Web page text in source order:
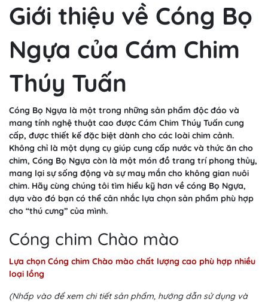
Giới thiệu về Cóng Bọ
Ngựa của Cám Chim
Thúy Tuấn
Cóng Bọ Ngựa là một trong những sản phẩm độc đáo và
mang tính nghệ thuật cao được Cám Chim Thúy Tuấn cung
cấp, được thiết kế đặc biệt dành cho các loài chim cảnh.
Không chỉ là một dụng cụ giúp cung cấp nước và thức ăn cho
chim, Cóng Bọ Ngựa còn là một món đồ trang trí phong thủy,
mang lại sự sống động và sự may mắn cho không gian nuôi
chim. Hãy cùng chúng tôi tìm hiểu kỹ hơn về cóng Bọ Ngựa,
dựa vào đó bạn có thể cân nhắc lựa chọn sản phẩm phù hợp
cho “thú cưng” của mình.
Cóng chim Chào mào
Lựa chọn Cóng chim Chào mào chất lượng cao phù hợp nhiều
loại lồng
(Nhấp vào để xem chi tiết sản phẩm, hướng dẫn sử dụng và